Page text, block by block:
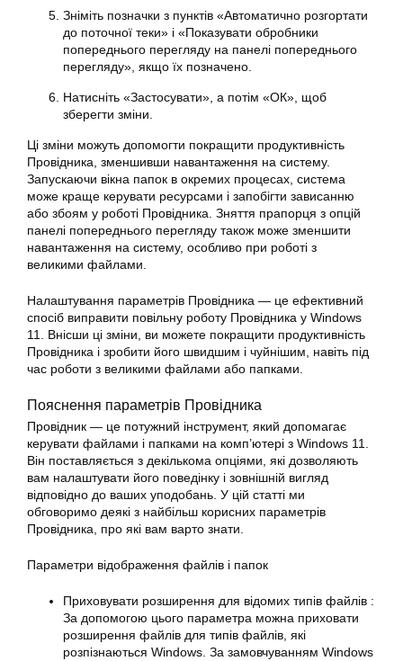
Зніміть позначки з пунктів «Автоматично розгортати
до поточної теки» і «Показувати обробники
попереднього перегляду на панелі попереднього
перегляду», якщо їх позначено.
Натисніть «Застосувати», а потім «ОК», щоб
зберегти зміни.
Ці зміни можуть допомогти покращити продуктивність
Провідника, зменшивши навантаження на систему.
Запускаючи вікна папок в окремих процесах, система
може краще керувати ресурсами і запобігти зависанню
або збоям у роботі Провідника. Зняття прапорця з опцій
панелі попереднього перегляду також може зменшити
навантаження на систему, особливо при роботі з
великими файлами.
Налаштування параметрів Провідника — це ефективний
спосіб виправити повільну роботу Провідника у Windows
11. Внісши ці зміни, ви можете покращити продуктивність
Провідника і зробити його швидшим і чуйнішим, навіть під
час роботи з великими файлами або папками.
Пояснення параметрів Провідника
Провідник — це потужний інструмент, який допомагає
керувати файлами і папками на комп’ютері з Windows 11.
Він поставляється з декількома опціями, які дозволяють
вам налаштувати його поведінку і зовнішній вигляд
відповідно до ваших уподобань. У цій статті ми
обговоримо деякі з найбільш корисних параметрів
Провідника, про які вам варто знати.
Параметри відображення файлів і папок
Приховувати розширення для відомих типів файлів :
За допомогою цього параметра можна приховати
розширення файлів для типів файлів, які
розпізнаються Windows. За замовчуванням Windows